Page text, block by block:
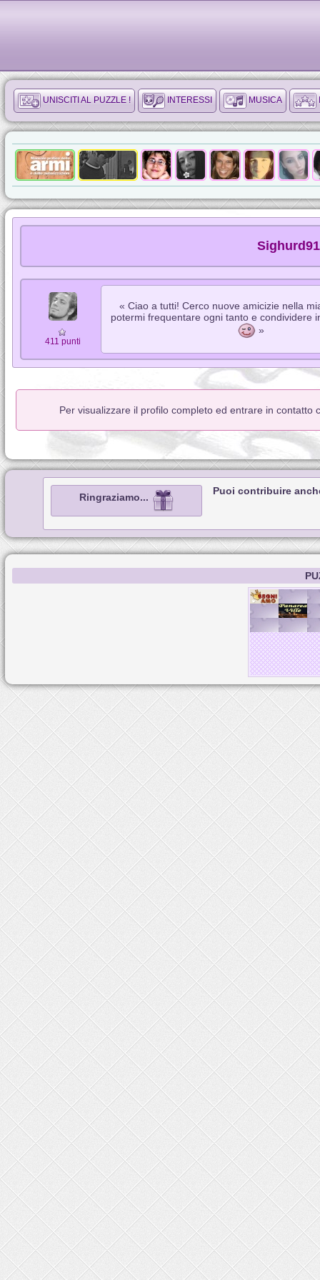
UNISCITI AL PUZZLE ! INTERESSI MUSICA
411 punti
« Ciao a tutti! Cerco nuove amicizie nella
potermi frequentare ogni tanto e condividere
»
Per visualizzare il profilo completo ed entrare in contatto
Ringraziamo...
Puoi contribuire